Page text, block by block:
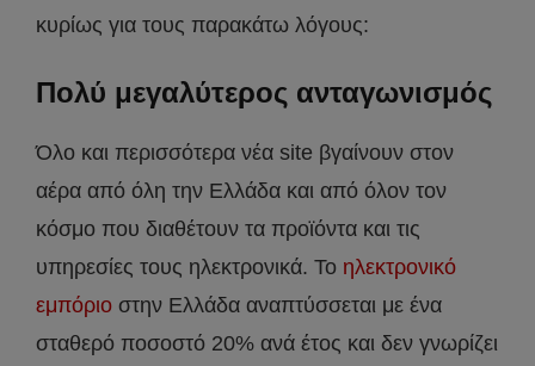
κυρίως για τους παρακάτω λόγους:
Πολύ μεγαλύτερος ανταγωνισμός
Όλο και περισσότερα νέα site βγαίνουν στον
αέρα από όλη την Ελλάδα και από όλον τον
κόσμο που διαθέτουν τα προϊόντα και τις
υπηρεσίες τους ηλεκτρονικά. Το ηλεκτρονικό
εμπόριο στην Ελλάδα αναπτύσσεται με ένα
σταθερό ποσοστό 20% ανά έτος και δεν γνωρίζει